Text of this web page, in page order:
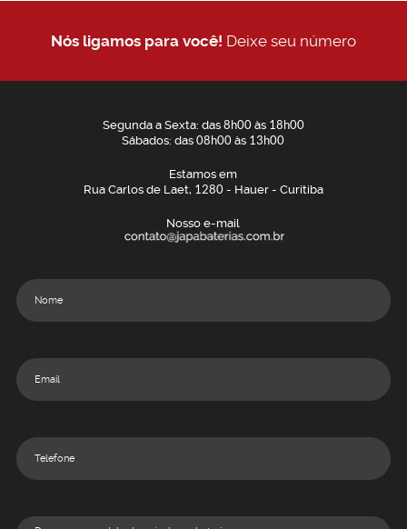
Nós ligamos para você! Deixe seu número
Segunda a Sexta: das 8h00às 18h00
Sábados: das08h00 às 13h00
Estamos em
Rua Carlos de Laet, 1280- Hauer - Curitiba
Nosso e-mail